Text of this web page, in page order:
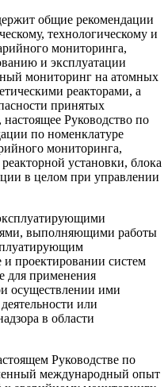
общие рекомендации
технологическому и
мониторинга,
и эксплуатации
мониторинг на атомных
реакторами, а
принятых
Руководство по
по номенклатуре
мониторинга,
установки, блока
в целом при управлении
выполняющими работы
проектировании систем
для применения
осуществлении ими
или
в области
Руководстве по
международный опыт